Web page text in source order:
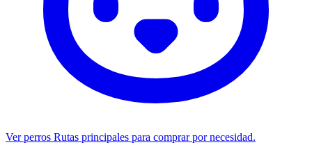
Ver perros Rutas principales para comprar por necesidad.